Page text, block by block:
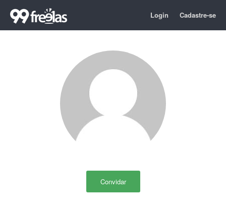
Login Cadastre-se
Convidar